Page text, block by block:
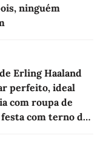
ninguém
Erling Haaland
perfeito, ideal
com roupa de
com terno de